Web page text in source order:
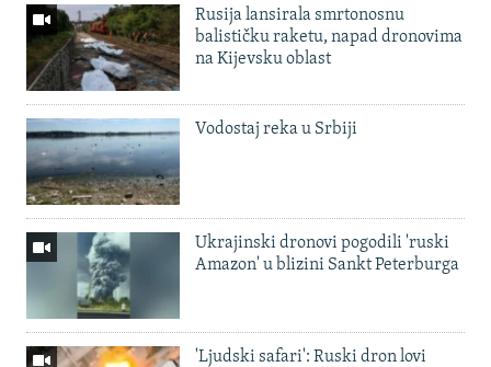
Rusija lansirala smrtonosnu
balističku raketu, napad dronovima
na Kijevsku oblast
Vodostaj reka u Srbiji
Ukrajinski dronovi pogodili 'ruski
Amazon' u blizini Sankt Peterburga
'Ljudski safari': Ruski dron lovi